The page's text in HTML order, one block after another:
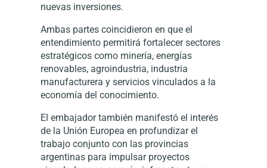
nuevas inversiones.
Ambas partes coincidieron en que el
entendimiento permitirá fortalecer sectores
estratégicos como minería, energías
renovables, agroindustria, industria
manufacturera y servicios vinculados a la
economía del conocimiento.
El embajador también manifestó el interés
de la Unión Europea en profundizar el
trabajo conjunto con las provincias
argentinas para impulsar proyectos